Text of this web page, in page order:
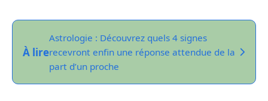
À lire
Astrologie : Découvrez quels 4 signes
recevront enfin une réponse attendue de la
part d’un proche